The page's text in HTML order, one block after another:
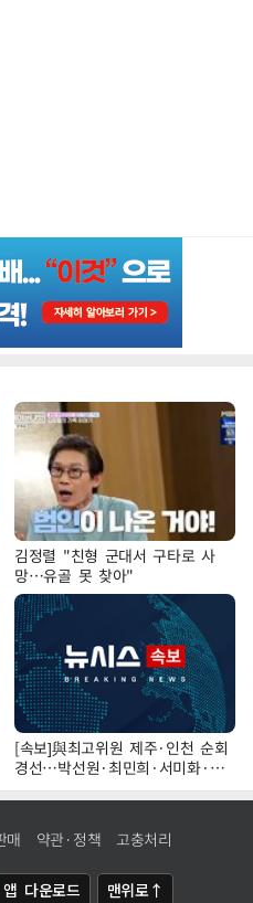
김정렬 "친형 군대서 구타로 사
망…유골 못 찾아"
[속보]與최고위원 제주·인천 순회
경선…박선원·최민희·서미화·한
민수·김용 순
매 약관·정책 고충처리
앱 다운로드 맨위로↑